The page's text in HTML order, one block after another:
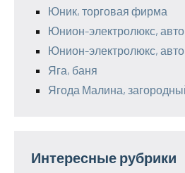
Юник, торговая фирма
Юнион-электролюкс,
Юнион-электролюкс,
Яга, баня
Ягода Малина,
Интересные рубрики